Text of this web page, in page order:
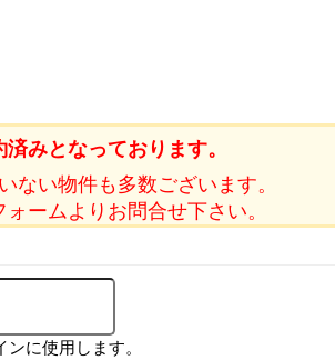
みとなっております。
ない物件も多数ございます。
ームよりお問合せ下さい。
に使用します。